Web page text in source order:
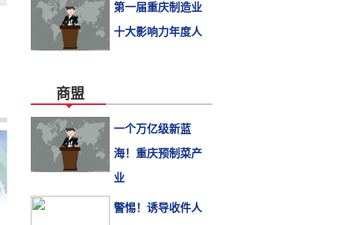
第一届重庆制造业
十大影响力年度人
商盟
一个万亿级新蓝
海！重庆预制菜产
业
警惕！诱导收件人